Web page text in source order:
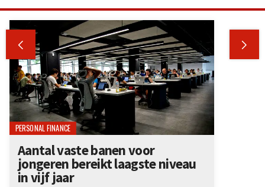
 
PERSONAL FINANCE
Aantal vaste banen voor
jongeren bereikt laagste niveau
in vijf jaar